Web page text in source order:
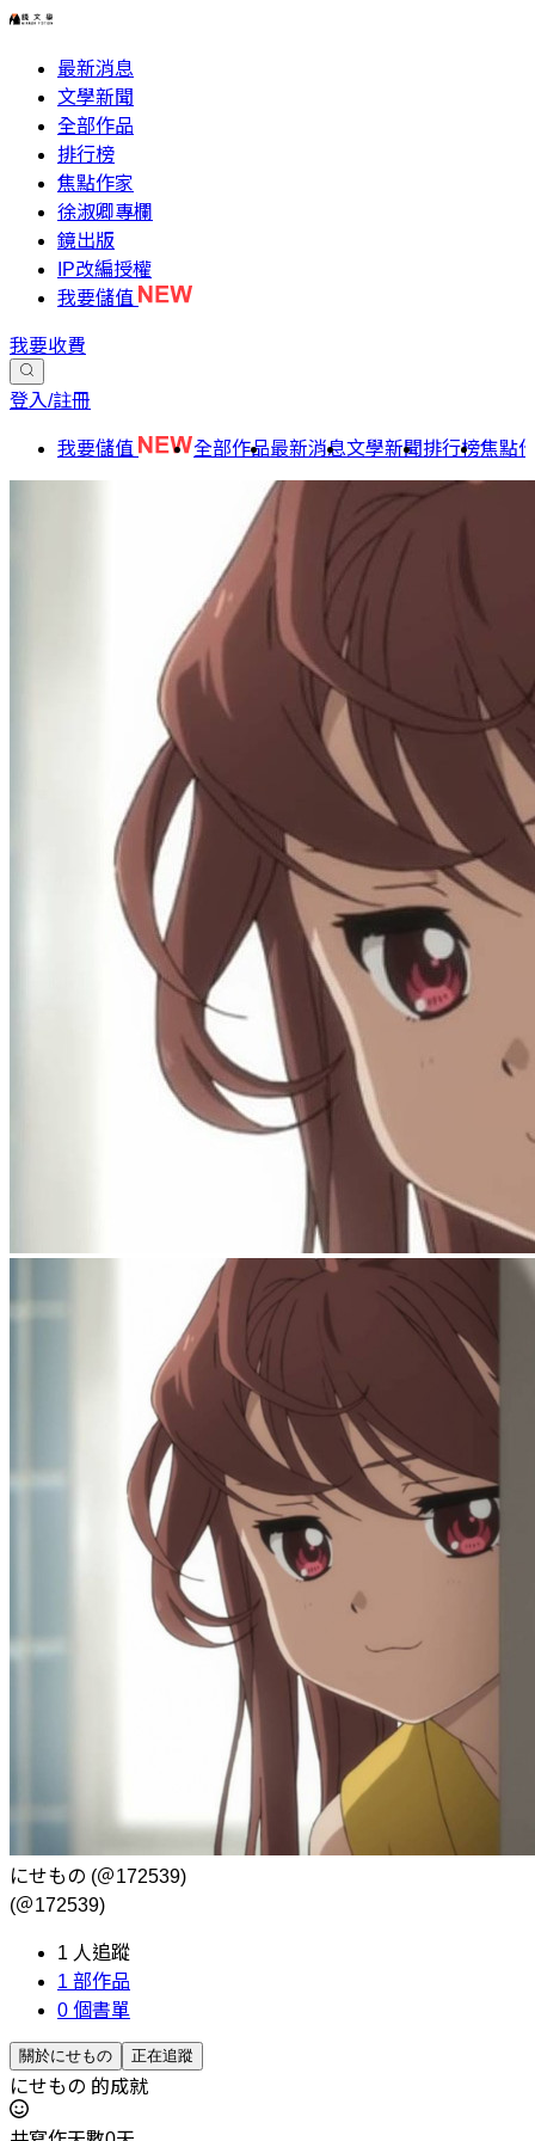
最新消息
文學新聞
全部作品
排行榜
焦點作家
徐淑卿專欄
鏡出版
IP改編授權
我要儲值
我要收費
登入/註冊
我要儲值 全部作品最新消息文學新聞排行榜焦點
にせもの (＠172539)
(＠172539)
1 人追蹤
1 部作品
0 個書單
關於にせもの 正在追蹤
にせもの 的成就